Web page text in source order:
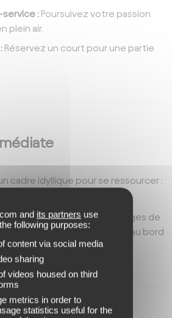
service : Poursuivez votre passion
plein air.
Réservez un court pour une partie
cadre idyllique pour se ressourcer :
pas du site, profitez des plages de
ou une promenade au bord
and its partners use
following purposes:
content via social media
sharing
videos housed on third
metrics in order to
statistics useful for the